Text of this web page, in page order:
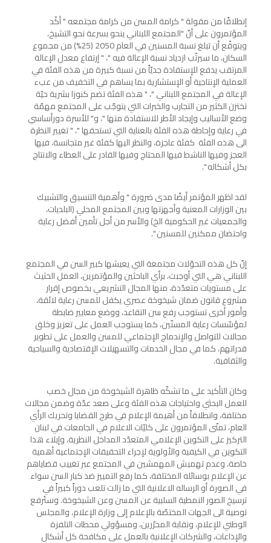
إنطلاقًا من مقولة " كرامة المسن من كرامة مجتمعه " أكّد
المؤتمرون على أنّ "المجتمع اللبناني ينحو بسرعة نحو التشيخ،
ويتوقّع أن تبلغ نسبة المسنين في العام 2050 (25%) من مجموع
السكان، ما سيرتّب ازدياد نسبة الإعالة فيه "، " إرتفاع معدل الإعالة
المرتقب يدفع للإستفادة جديّاً من نسبة كبيرة من هذه الفئة في
العملية الإنتاجية أو الإستشارية بما يساهم في التخفيف من عبء
الإعالة في المجتمع اللبناني "، " هذه الفئة تضم كنوزا بشرية حيّة
تختزن الكثير من التجارب والخبرات التي يتوجّب على المجتمع مهمّة
وضع الأساليب وإيجاد الأطر للاستفادة منها "، و" للأسرة دورأساسي
في رعاية وإحاطة هذه الفئة بالعناية التي تستحقها "، " تغيير النظرة
الى هذه الفئة كفئة عاجزة، والنظر اليها كفئة غير متجانسة، فيها
العجز وفيها الناشط فيها المحتاج وفيها القادر على العطاء والانتاج
بكل أشكاله ".
لقد اظهر المؤتمر أيضًا مدى ضرورة " وأهمية التنسيق والتشبيك
بين الوزارات المعنية وأجهزتها وبين المجتمع المحلي (البلديات،
والجمعيات غير الحكومية الخ) والأسر من أجل تأمين أفضل رعاية
واحتضان ممكنين للمسنين ".
إنّ كل هذه التحوّلات مجتمعة التي يعيشها كبير السن في المجتمع
اللبناني هي التي أوجبت، برأي الباحثين والمؤتمرين، العمل الحثيث
على مستويات متعدّدة، منها المجال التشريعي بخصوص إقرار
مشروع قانون ضمان شيخوخة عصري يكفل للمسن رعاية لائقة،
وأمور أخرى تستوجب رفع سن التقاعد، ووضع معايير ضابطة
لمؤسّسات رعاية المسنّين، كما يستوجب العمل على تعزيز وخلق
مجالات للتواصل والإندماج الإجتماعي للمسن والعمل على تطوير
قدراتهم، كما في مجال الخدمات والتسهيلات الإقتصادية والسياحية
والثقافية.
وكان التأكيد على ما تشكّه ظاهرة الشيخوخة من مجال خصب
للعمل البحثي واحتياجات هذه الفئة وعلى صعد عدّة وضمن مجالات
مختلفة، وانطلاقاً من أهيمة الإعلام في طرح القضايا وتحريك الرأي
العام، تمنّى المؤتمرون على كليّات الاعلام في الجامعات في لبنان
التركيز على التكوين الإعلامي المتعدّد المداخل النظرية، وإيلاء هذا
التكوين في الكيفية والأولوية لإجراء التحقيقات الإجتماعية أهمية
خاصة، وعدم تهميش المهمشين في المجتمع عبر تغييب قضاياهم
عن الإعلام بوسائله المختلفة، كما رفع التمييز ضد كبار السن سواء
في الصورة أو الرساله الاعلانية التي ما زالت تلعب دوراً كبيراً في
ترسيخ الصور النمطية السلبية عن المسن وعن الشيخوخة. وستُرفع
توصية الى الجهات المختصّة بالإعلام إلى وزارة الإعلام، والمجلس
الوطني للإعلام، ونقابة المحرّرين، ومسؤولي محطات التلفزة
والإذاعات، والشركات الإعلانية بالعمل على مكافحة كل أشكال